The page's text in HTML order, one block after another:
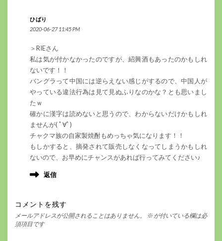
ひばり
2020-06-27 11:45 PM
＞RIEさん
私は気が付かなかったのですが、紹興酒もあったのかもしれ
ないです！！
バングラって中国には逆らえない感じがするので、中国人が
やっている違法行為は見て見ぬふりなのかな？とも思いまし
たｗ
確かに漢字は読めないと思うので、わからないだけかもしれ
ませんが( ﾟ∀ﾟ)
チャクマ族の自家製焼酎もめっちゃ気になります！！
もしかすると、摘発されて販売しなくなってしまうかもしれ
ないので、お早めにチャンスがあれば行ってみてください♪
返信
コメントを残す
メールアドレスが公開されることはありません。 ※ が付いている欄は必
須項目です